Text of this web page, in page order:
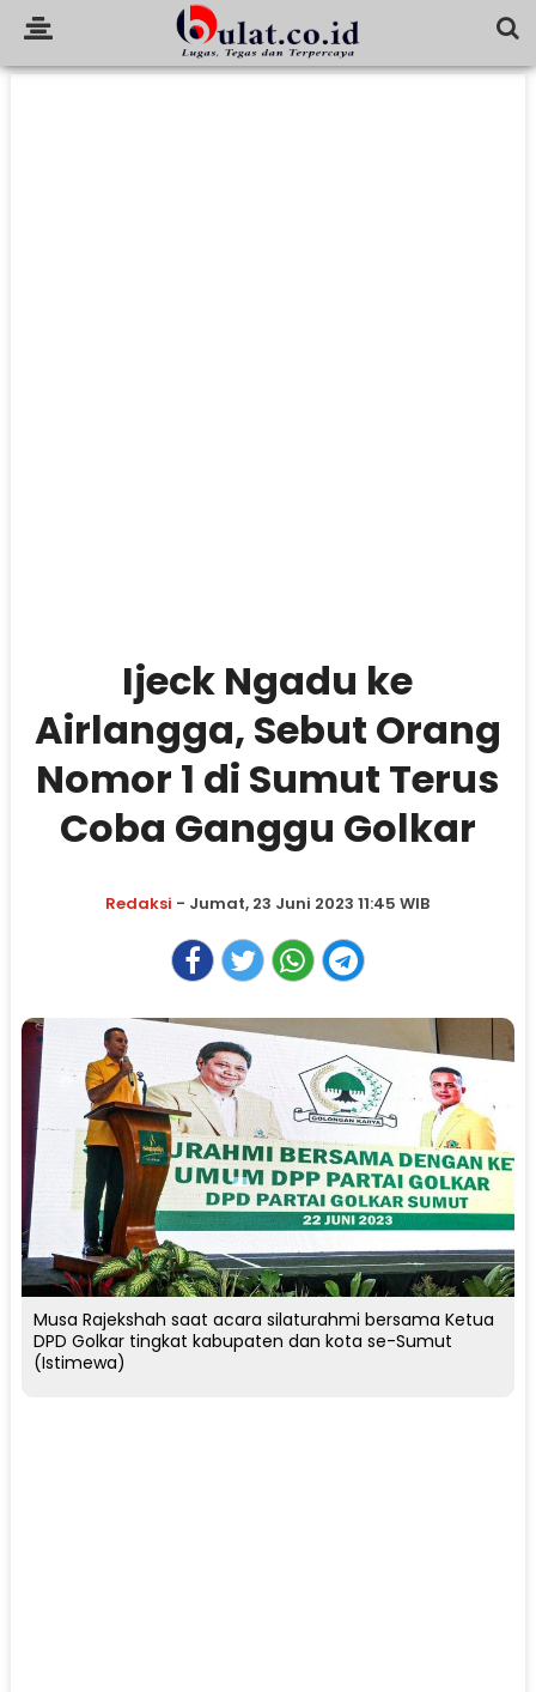
Ijeck Ngadu ke
Airlangga, Sebut Orang
Nomor 1 di Sumut Terus
Coba Ganggu Golkar
Redaksi - Jumat, 23 Juni 2023 11:45 WIB
Musa Rajekshah saat acara silaturahmi bersama Ketua
DPD Golkar tingkat kabupaten dan kota se-Sumut
(Istimewa)